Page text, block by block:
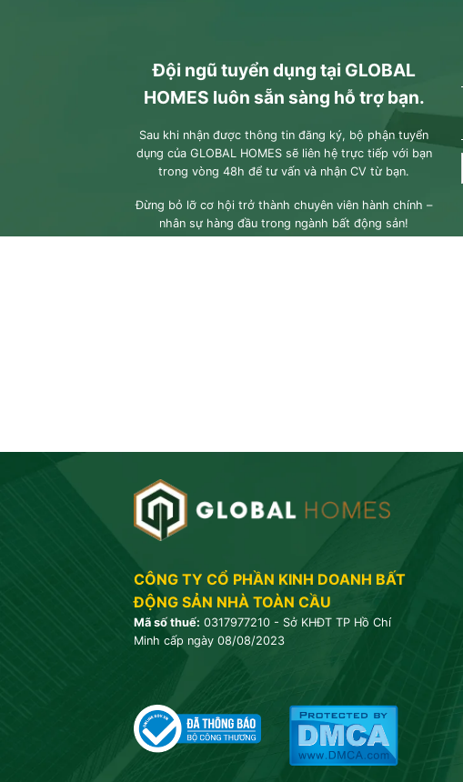
Đội ngũ tuyển dụng tại GLOBAL
HOMES luôn sẵn sàng hỗ trợ bạn.
Sau khi nhận được thông tin đăng ký, bộ phận tuyển
dụng của GLOBAL HOMES sẽ liên hệ trực tiếp với bạn
trong vòng 48h để tư vấn và nhận CV từ bạn.
Đừng bỏ lỡ cơ hội trở thành chuyên viên hành chính –
nhân sự hàng đầu trong ngành bất động sản!
CÔNG TY CỔ PHẦN KINH DOANH BẤT
ĐỘNG SẢN NHÀ TOÀN CẦU
Mã số thuế: 0317977210 - Sở KHĐT TP Hồ Chí
Minh cấp ngày 08/08/2023